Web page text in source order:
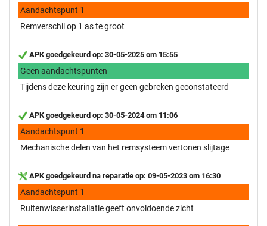
Aandachtspunt 1
Remverschil op 1 as te groot
APK goedgekeurd op: 30-05-2025 om 15:55
Geen aandachtspunten
Tijdens deze keuring zijn er geen gebreken geconstateerd
APK goedgekeurd op: 30-05-2024 om 11:06
Aandachtspunt 1
Mechanische delen van het remsysteem vertonen slijtage
APK goedgekeurd na reparatie op: 09-05-2023 om 16:30
Aandachtspunt 1
Ruitenwisserinstallatie geeft onvoldoende zicht